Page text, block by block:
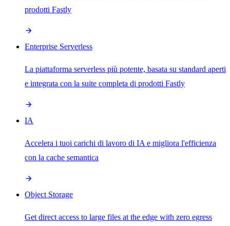
prodotti Fastly
Enterprise Serverless
La piattaforma serverless più potente, basata su standard aperti
e integrata con la suite completa di prodotti Fastly
IA
Accelera i tuoi carichi di lavoro di IA e migliora l'efficienza
con la cache semantica
Object Storage
Get direct access to large files at the edge with zero egress